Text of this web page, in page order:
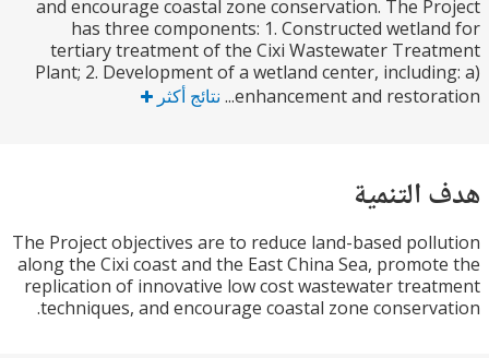
and encourage coastal zone conservation. The
has three components: 1. Constructed
tertiary treatment of the Cixi Wastewater
Plant; 2. Development of a wetland center,
enhancement and نتائج أكثر
The Project objectives are to reduce land-based
along the Cixi coast and the East China Sea,
replication of innovative low cost wastewater
techniques, and encourage coastal zone